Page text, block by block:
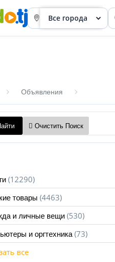
Объявления
Очистить Поиск
(12290)
товары (4463)
и личные вещи (530)
и оргтехника (73)
все